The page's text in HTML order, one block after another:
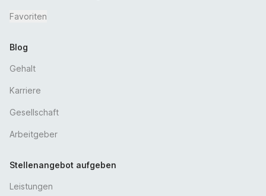
Favoriten
Blog
Gehalt
Karriere
Gesellschaft
Arbeitgeber
Stellenangebot aufgeben
Leistungen